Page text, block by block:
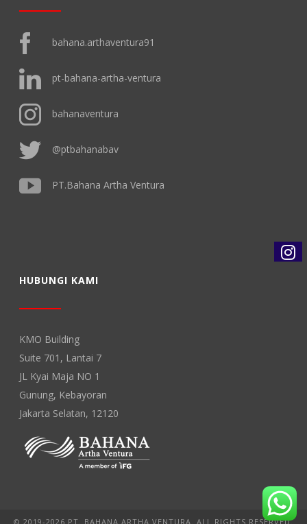
bahana.arthaventura91
pt-bahana-artha-ventura
bahanaventura
@ptbahanabav
PT.Bahana Artha Ventura
HUBUNGI KAMI
KMO Building
Suite 701, Lantai 7
JL Kyai Maja NO 1
Gunung, Kebayoran
Jakarta Selatan, 12120
© 2019-2026 PT. BAHANA ARTHA VENTURA. ALL RIGHTS RESERVED.